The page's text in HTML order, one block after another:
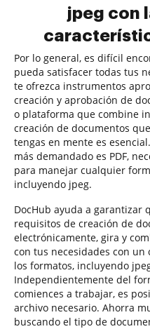
jpeg con
Por lo general, es difícil
pueda satisfacer todas tus
te ofrezca instrumentos
creación y aprobación de
o plataforma que combine
creación de documentos
tengas en mente es
más demandado es PDF,
para manejar cualquier
incluyendo jpeg.
DocHub ayuda a garantizar
requisitos de creación de
electrónicamente, gira y
con tus necesidades con
los formatos, incluyendo
Independientemente del
comiences a trabajar, es
archivo necesario. Ahorra
buscando el tipo de